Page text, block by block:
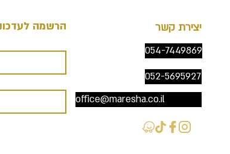
יצירת קשר
054-7449869
052-5695927
office@maresha.co.il
הרשמה